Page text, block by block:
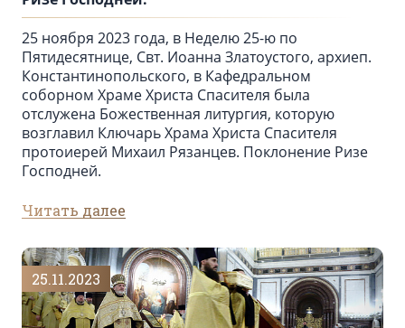
25 ноября 2023 года, в Неделю 25-ю по
Пятидесятнице, Свт. Иоанна Златоустого, архиеп.
Константинопольского, в Кафедральном
соборном Храме Христа Спасителя была
отслужена Божественная литургия, которую
возглавил Ключарь Храма Христа Спасителя
протоиерей Михаил Рязанцев. Поклонение Ризе
Господней.
Читать далее
25.11.2023